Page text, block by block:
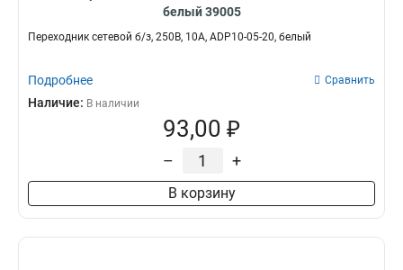
белый 39005
Переходник сетевой б/з, 250В, 10A, ADP10-05-20, белый
Подробнее Сравнить
Наличие: В наличии
93,00 ₽
– +
В корзину